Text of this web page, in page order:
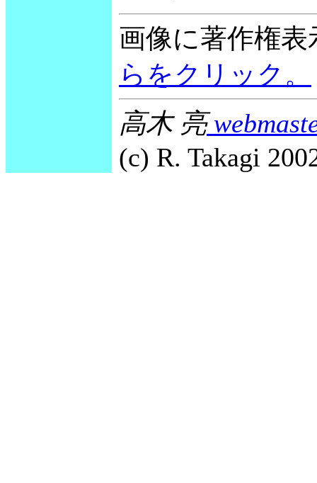
画像に著作権
らをクリック。
高木 亮
(c) R. Takagi